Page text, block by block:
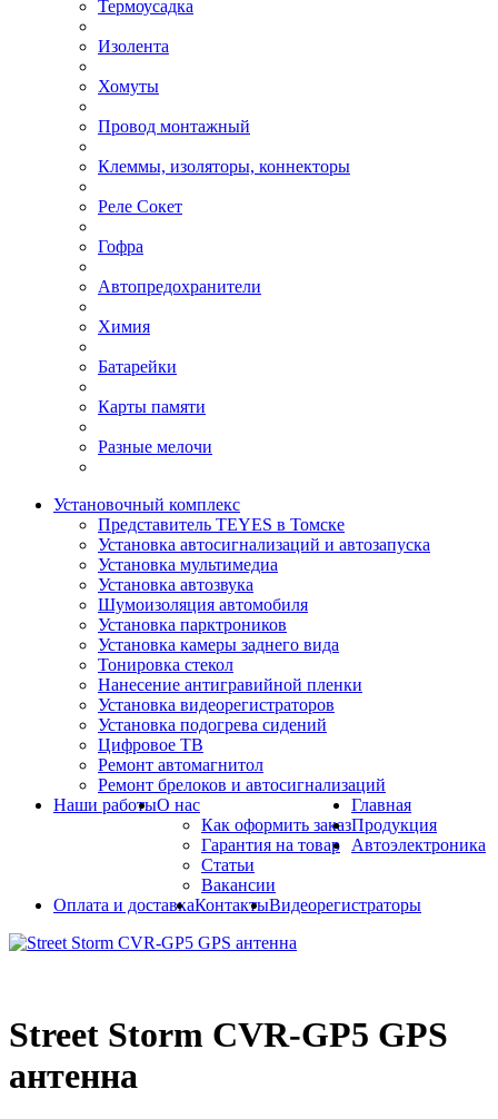
Термоусадка
Изолента
Хомуты
Провод монтажный
Клеммы, изоляторы, коннекторы
Реле Сокет
Гофра
Автопредохранители
Химия
Батарейки
Карты памяти
Разные мелочи
Установочный комплекс
Представитель TEYES в Томске
Установка автосигнализаций и автозапуска
Установка мультимедиа
Установка автозвука
Шумоизоляция автомобиля
Установка парктроников
Установка камеры заднего вида
Тонировка стекол
Нанесение антигравийной пленки
Установка видеорегистраторов
Установка подогрева сидений
Цифровое ТВ
Ремонт автомагнитол
Ремонт брелоков и автосигнализаций
Наши работыО нас
Как оформить заказ
Гарантия на товар
Статьи
Вакансии
Оплата и доставкаКонтакты
Главная
Продукция
Автоэлектроника
Видеорегистраторы
Street Storm CVR-GP5 GPS
антенна